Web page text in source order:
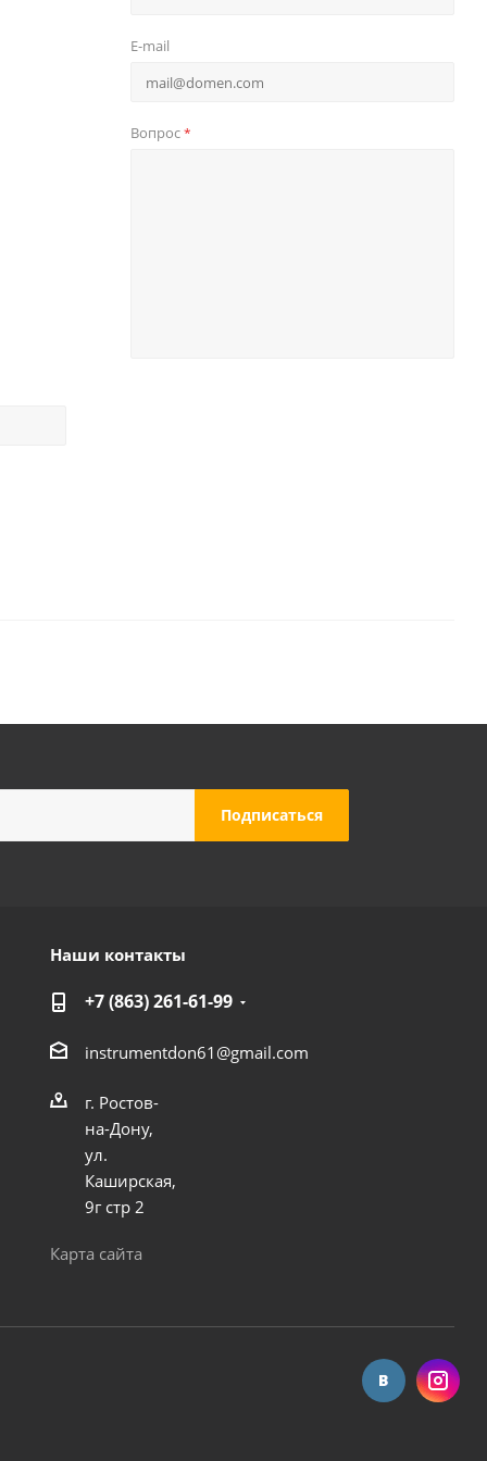
E-mail
Вопрос*
Наши контакты
+7 (863) 261-61-99
instrumentdon61@gmail.com
г. Ростов-
на-Дону,
ул.
Каширская,
9г стр 2
Карта сайта